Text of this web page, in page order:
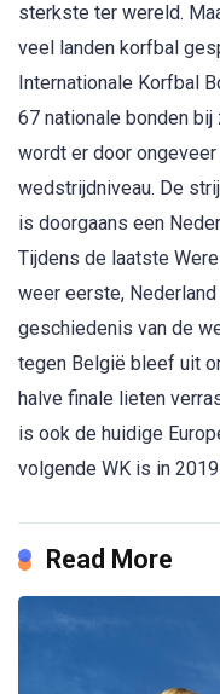
sterkste ter wereld.
veel landen korfbal
Internationale Korfbal
67 nationale bonden
wordt er door
wedstrijdniveau. De
is doorgaans een
Tijdens de laatste
weer eerste,
geschiedenis van de
tegen België bleef uit
halve finale lieten
is ook de huidige
volgende WK is in
Read More